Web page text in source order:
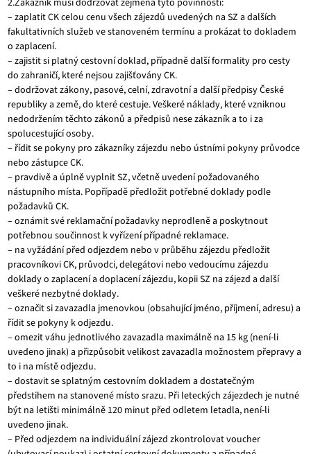
2.Zákazník musí dodržovat zejména tyto povinnosti:
– zaplatit CK celou cenu všech zájezdů uvedených na SZ a dalších
fakultativních služeb ve stanoveném termínu a prokázat to dokladem
o zaplacení.
– zajistit si platný cestovní doklad, případně další formality pro cesty
do zahraničí, které nejsou zajišťovány CK.
– dodržovat zákony, pasové, celní, zdravotní a další předpisy České
republiky a země, do které cestuje. Veškeré náklady, které vzniknou
nedodržením těchto zákonů a předpisů nese zákazník a to i za
spolucestující osoby.
– řídit se pokyny pro zákazníky zájezdu nebo ústními pokyny průvodce
nebo zástupce CK.
– pravdivě a úplně vyplnit SZ, včetně uvedení požadovaného
nástupního místa. Popřípadě předložit potřebné doklady podle
požadavků CK.
– oznámit své reklamační požadavky neprodleně a poskytnout
potřebnou součinnost k vyřízení případné reklamace.
– na vyžádání před odjezdem nebo v průběhu zájezdu předložit
pracovníkovi CK, průvodci, delegátovi nebo vedoucímu zájezdu
doklady o zaplacení a doplacení zájezdu, kopii SZ na zájezd a další
veškeré nezbytné doklady.
– označit si zavazadla jmenovkou (obsahující jméno, příjmení, adresu) a
řídit se pokyny k odjezdu.
– omezit váhu jednotlivého zavazadla maximálně na 15 kg (není-li
uvedeno jinak) a přizpůsobit velikost zavazadla možnostem přepravy a
to i na místě odjezdu.
– dostavit se splatným cestovním dokladem a dostatečným
předstihem na stanovené místo srazu. Při leteckých zájezdech je nutné
být na letišti minimálně 120 minut před odletem letadla, není-li
uvedeno jinak.
– Před odjezdem na individuální zájezd zkontrolovat voucher